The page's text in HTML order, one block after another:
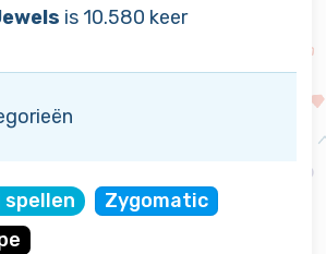
is 10.580 keer
spellen
Zygomatic